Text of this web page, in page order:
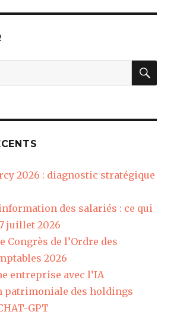
2026 : diagnostic stratégique
des salariés : ce qui
juillet 2026
Congrès de l’Ordre des
2026
entreprise avec l’IA
patrimoniale des holdings
GPT